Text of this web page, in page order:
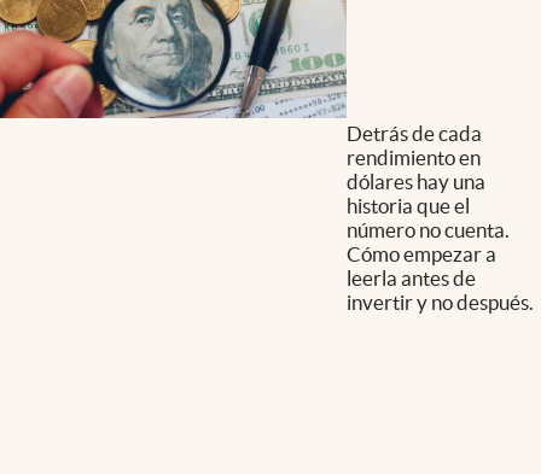
Detrás de cada
rendimiento en
dólares hay una
historia que el
número no cuenta.
Cómo empezar a
leerla antes de
invertir y no después.